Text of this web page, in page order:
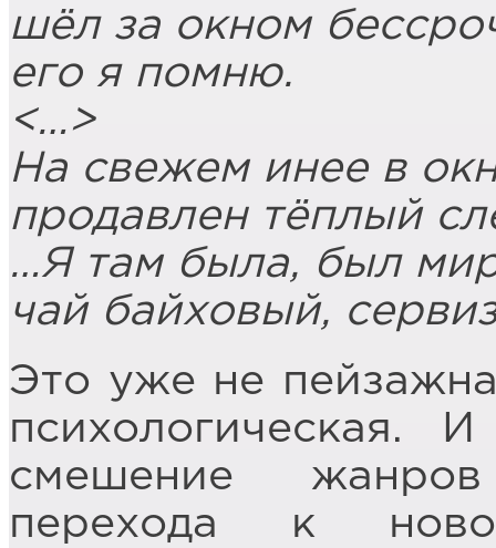
шёл за окном
его я помню.
<…>
На свежем инее в
продавлен тёплый
…Я там была, был
чай байховый,
Это уже не
психологическая.
смешение
перехода к